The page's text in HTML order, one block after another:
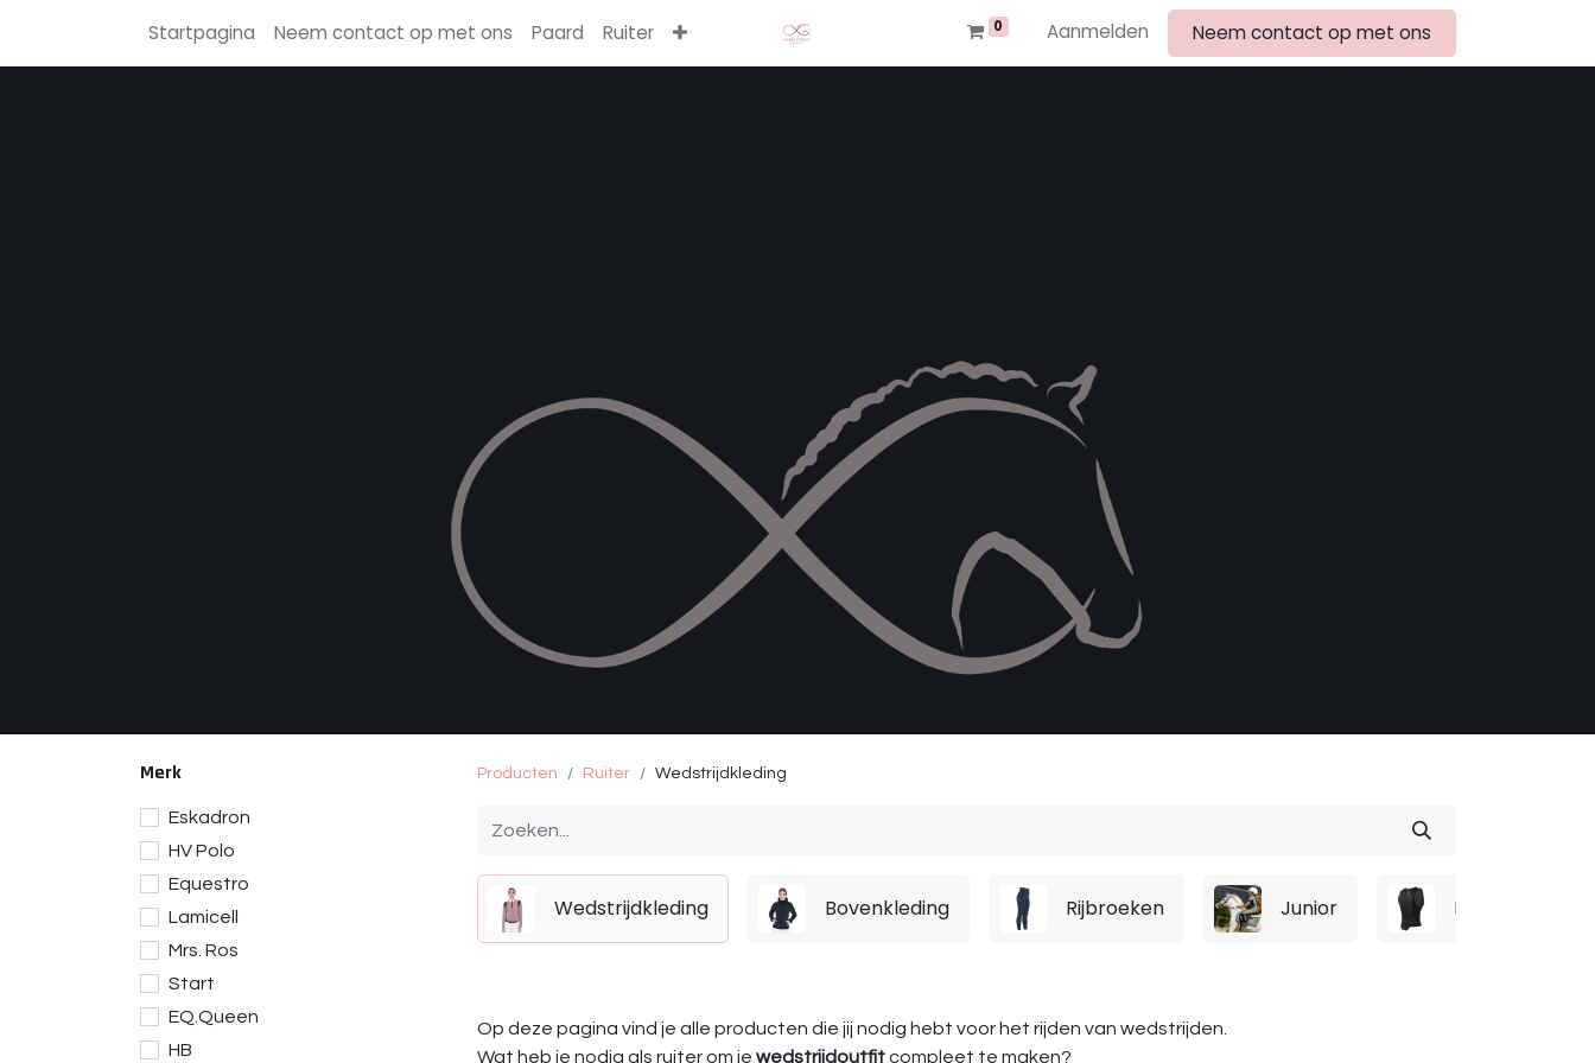
0 Aanmelden Neem contact op met ons
Startpagina Neem contact op met ons Paard Ruiter
Merk
Eskadron
HV Polo
Equestro
Lamicell
Mrs. Ros
Start
EQ.Queen
HB
Producten Ruiter Wedstrijdkleding
Wedstrijdkleding Bovenkleding Rijbroeken Junior Bescherming
Op deze pagina vind je alle producten die jij nodig hebt voor het rijden van wedstrijden.
Wat heb je nodig als ruiter om je wedstrijdoutfitcompleet te maken?